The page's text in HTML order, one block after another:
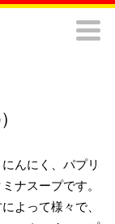
んにく、パプリ
ナスープです。
よって様々で、